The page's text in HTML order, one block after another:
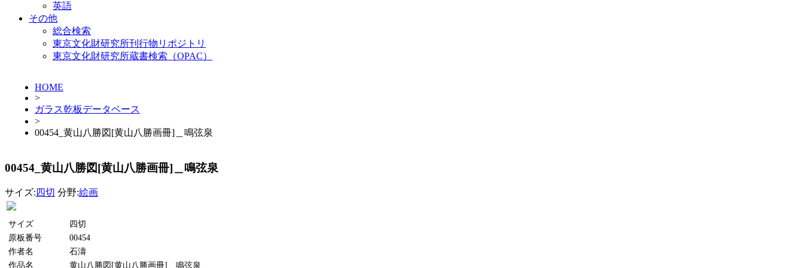
英語
その他
総合検索
東京文化財研究所刊行物リポジトリ
東京文化財研究所蔵書検索（OPAC）
HOME
>
ガラス乾板データベース
>
00454_黄山八勝図[黄山八勝画冊]＿鳴弦泉
00454_黄山八勝図[黄山八勝画冊]＿鳴弦泉
サイズ: 四切 分野:絵画
サイズ
四切
原板番号
00454
作者名
石濤
作品名
黄山八勝図[黄山八勝画冊]＿鳴弦泉